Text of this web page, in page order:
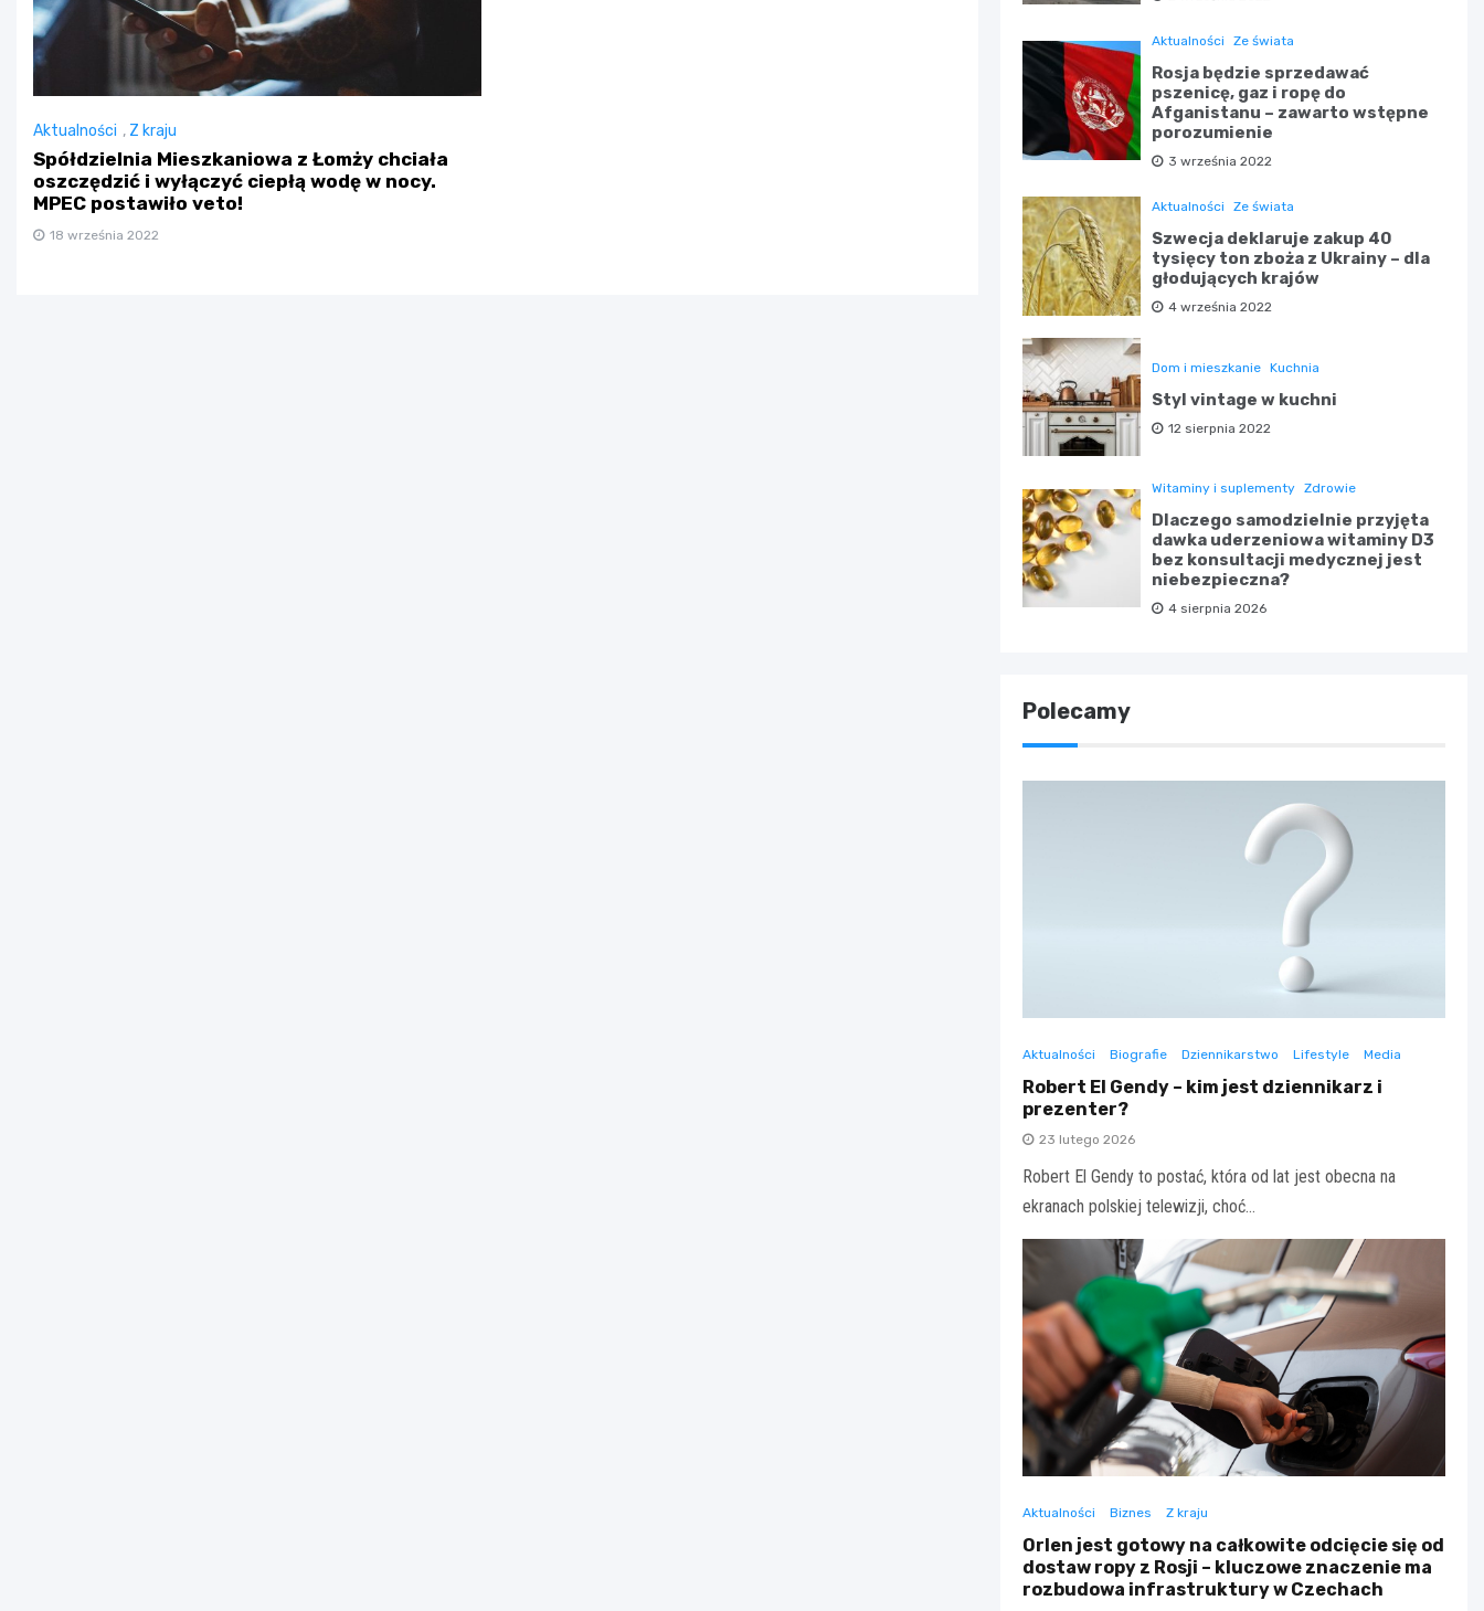
Aktualności , Z kraju
Spółdzielnia Mieszkaniowa z Łomży chciała
oszczędzić i wyłączyć ciepłą wodę w nocy.
MPEC postawiło veto!
18 września 2022
Aktualności Ze świata
Rosja będzie sprzedawać
pszenicę, gaz i ropę do
Afganistanu – zawarto wstępne
porozumienie
3 września 2022
Aktualności Ze świata
Szwecja deklaruje zakup 40
tysięcy ton zboża z Ukrainy – dla
głodujących krajów
4 września 2022
Dom i mieszkanie Kuchnia
Styl vintage w kuchni
12 sierpnia 2022
Witaminy i suplementy Zdrowie
Dlaczego samodzielnie przyjęta
dawka uderzeniowa witaminy D3
bez konsultacji medycznej jest
niebezpieczna?
4 sierpnia 2026
Polecamy
Aktualności Biografie Dziennikarstwo Lifestyle Media
Robert El Gendy – kim jest dziennikarz i
prezenter?
23 lutego 2026
Robert El Gendy to postać, która od lat jest obecna na
ekranach polskiej telewizji, choć…
Aktualności Biznes Z kraju
Orlen jest gotowy na całkowite odcięcie się od
dostaw ropy z Rosji – kluczowe znaczenie ma
rozbudowa infrastruktury w Czechach